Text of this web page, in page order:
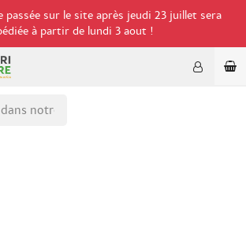
passée sur le site après jeudi 23 juillet sera
à partir de lundi 3 aout !